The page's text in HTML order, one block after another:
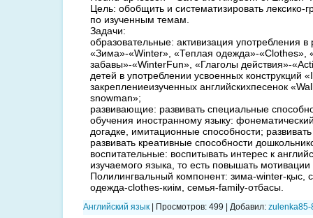
Цель: обобщить и систематизировать лексико-
по изученным темам.
Задачи:
образовательные: активизация употребления
«Зима»-«Winter», «Теплая одежда»-«Clothes»,
забавы»-«WinterFun», «Глаголы действия»-
детей в употреблении усвоенных конструкций
закреплениеизученных английскихпесенок
snowman»;
развивающие: развивать специальные
обучения иностранному языку:
догадке, имитационные способности;
развивать креативные способности
воспитательные: воспитывать интерес к
изучаемого языка, то есть повышать
Полилингвальный компонент: зима-winter-қыс,
одежда-clothes-киім, семья-family-отбасы.
Английский язык Просмотров: 499 Добавил: zulenka85-